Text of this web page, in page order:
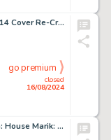
Archie Artist Archie Annual #14 Cover Re-Creation Illustration Original Art (undated).
closed
16/08/2024
go premium
FASA Game Artist BattleTech: House Marik: The Free Worlds League Supplement Illustration Original Art (FASA, 1988).